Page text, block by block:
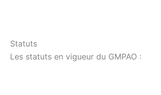
Statuts
Les statuts en vigueur du GMPAO :